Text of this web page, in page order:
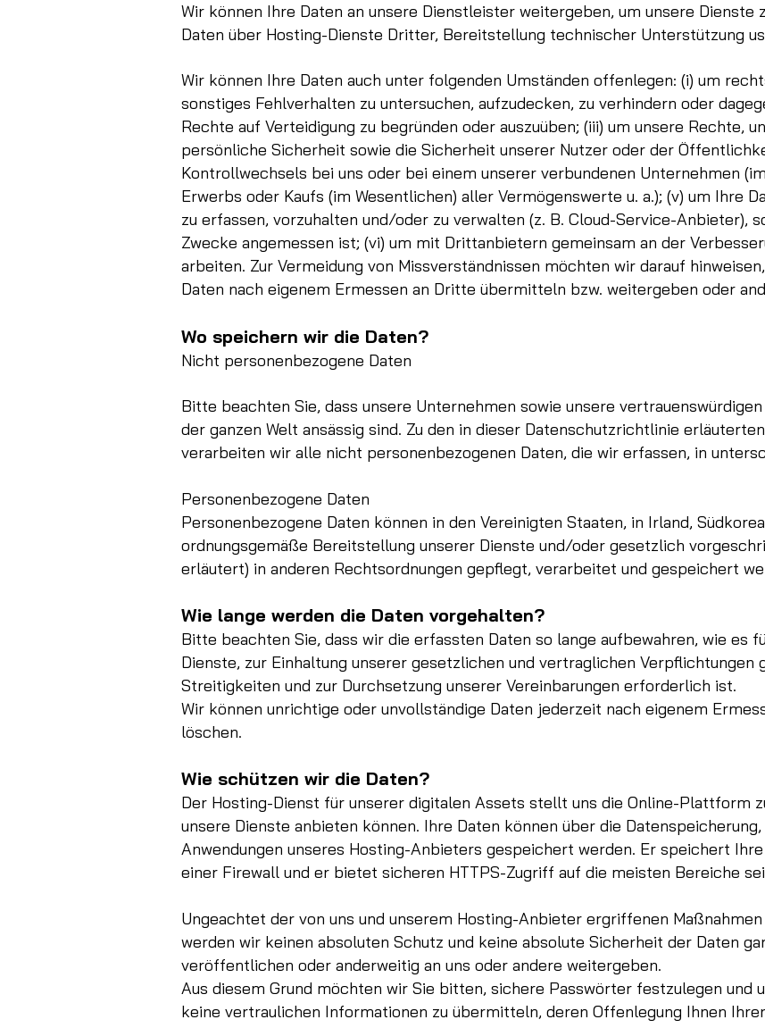
Wir können Ihre Daten an unsere Dienstleister weitergeben, um unsere Dienste
Daten über Hosting-Dienste Dritter, Bereitstellung technischer Unterstützung
Wir können Ihre Daten auch unter folgenden Umständen offenlegen: (i) um
sonstiges Fehlverhalten zu untersuchen, aufzudecken, zu verhindern oder
Rechte auf Verteidigung zu begründen oder auszuüben; (iii) um unsere Rechte,
persönliche Sicherheit sowie die Sicherheit unserer Nutzer oder der
Kontrollwechsels bei uns oder bei einem unserer verbundenen Unternehmen
Erwerbs oder Kaufs (im Wesentlichen) aller Vermögenswerte u. a.); (v) um Ihre
zu erfassen, vorzuhalten und/oder zu verwalten (z. B. Cloud-Service-Anbieter),
Zwecke angemessen ist; (vi) um mit Drittanbietern gemeinsam an der
arbeiten. Zur Vermeidung von Missverständnissen möchten wir darauf
Daten nach eigenem Ermessen an Dritte übermitteln bzw. weitergeben oder
Wo speichern wir die Daten?
Nicht personenbezogene Daten
Bitte beachten Sie, dass unsere Unternehmen sowie unsere
der ganzen Welt ansässig sind. Zu den in dieser Datenschutzrichtlinie
verarbeiten wir alle nicht personenbezogenen Daten, die wir erfassen, in
Personenbezogene Daten
Personenbezogene Daten können in den Vereinigten Staaten, in Irland,
ordnungsgemäße Bereitstellung unserer Dienste und/oder gesetzlich
erläutert) in anderen Rechtsordnungen gepflegt, verarbeitet und gespeichert
Wie lange werden die Daten vorgehalten?
Bitte beachten Sie, dass wir die erfassten Daten so lange aufbewahren, wie es
Dienste, zur Einhaltung unserer gesetzlichen und vertraglichen Verpflichtungen
Streitigkeiten und zur Durchsetzung unserer Vereinbarungen erforderlich ist.
Wir können unrichtige oder unvollständige Daten jederzeit nach eigenem
löschen.
Wie schützen wir die Daten?
Der Hosting-Dienst für unserer digitalen Assets stellt uns die Online-Plattform
unsere Dienste anbieten können. Ihre Daten können über die
Anwendungen unseres Hosting-Anbieters gespeichert werden. Er speichert
einer Firewall und er bietet sicheren HTTPS-Zugriff auf die meisten Bereiche
Ungeachtet der von uns und unserem Hosting-Anbieter ergriffenen
werden wir keinen absoluten Schutz und keine absolute Sicherheit der Daten
veröffentlichen oder anderweitig an uns oder andere weitergeben.
Aus diesem Grund möchten wir Sie bitten, sichere Passwörter festzulegen und
keine vertraulichen Informationen zu übermitteln, deren Offenlegung Ihnen